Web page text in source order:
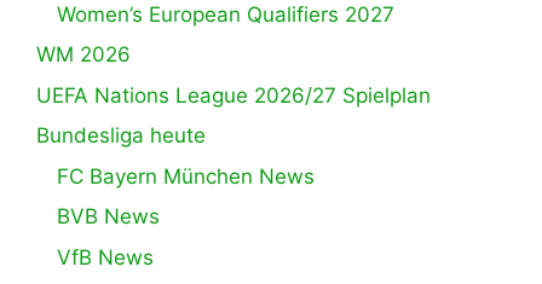
Women’s European Qualifiers 2027
WM 2026
UEFA Nations League 2026/27 Spielplan
Bundesliga heute
FC Bayern München News
BVB News
VfB News